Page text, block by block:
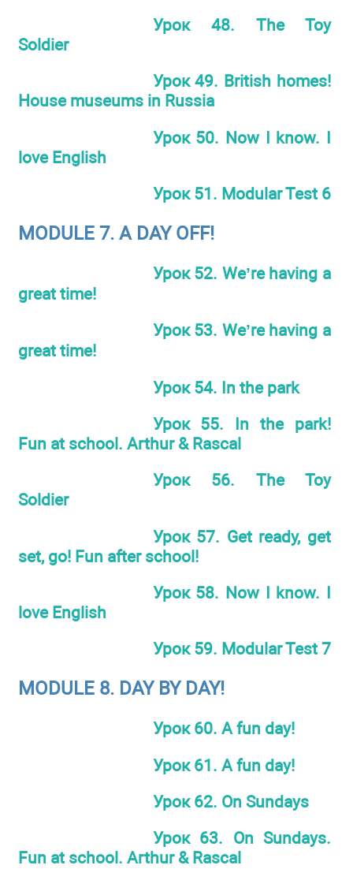
Урок 48. The Toy
Soldier
Урок 49. British homes!
House museums in Russia
Урок 50. Now I know. I
love English
Урок 51. Modular Test 6
MODULE 7. A DAY OFF!
Урок 52. We’re having a
great time!
Урок 53. We’re having a
great time!
Урок 54. In the park
Урок 55. In the park!
Fun at school. Arthur & Rascal
Урок 56. The Toy
Soldier
Урок 57. Get ready, get
set, go! Fun after school!
Урок 58. Now I know. I
love English
Урок 59. Modular Test 7
MODULE 8. DAY BY DAY!
Урок 60. A fun day!
Урок 61. A fun day!
Урок 62. On Sundays
Урок 63. On Sundays.
Fun at school. Arthur & Rascal